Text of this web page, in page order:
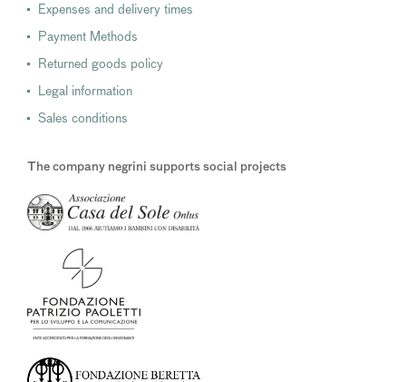
Expenses and delivery times
Payment Methods
Returned goods policy
Legal information
Sales conditions
The company negrini supports social projects